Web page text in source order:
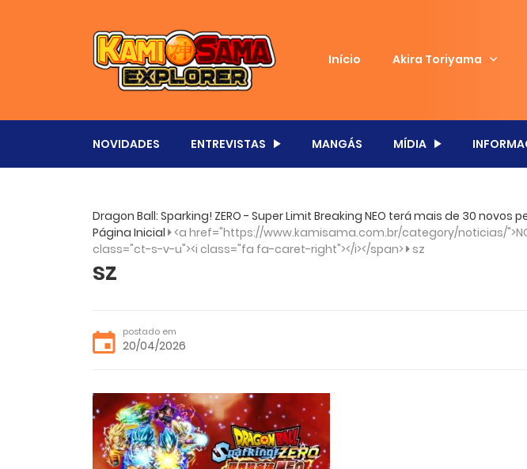
Início Akira Toriyama
NOVIDADES ENTREVISTAS MANGÁS MÍDIA
Dragon Ball: Sparking! ZERO - Super Limit Breaking NEO terá mais de 30 novos
Página Inicial <a href="https://www.kamisama.com.br/category/noticias/
class="ct-s-v-u"><i class="fa fa-caret-right"></i></span> sz
sz
postado em
20/04/2026